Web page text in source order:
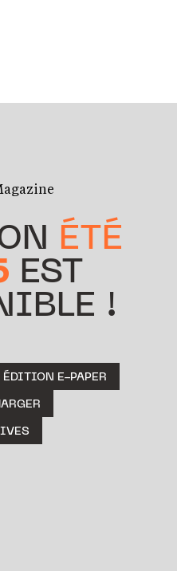
ÉTÉ
EST
!
E-PAPER